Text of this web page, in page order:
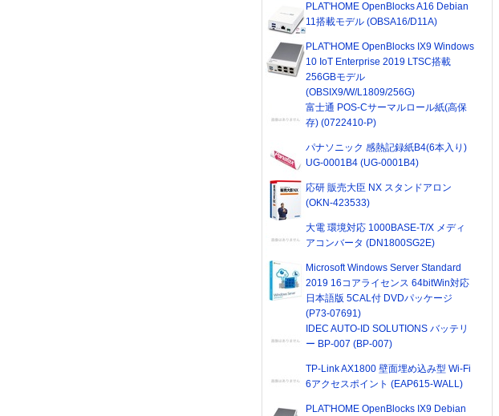
PLAT'HOME OpenBlocks A16 Debian
11搭載モデル (OBSA16/D11A)
PLAT'HOME OpenBlocks IX9 Windows
10 IoT Enterprise 2019 LTSC搭載
256GBモデル
(OBSIX9/W/L1809/256G)
富士通 POS-Cサーマルロール紙(高保
存) (0722410-P)
パナソニック 感熱記録紙B4(6本入り)
UG-0001B4 (UG-0001B4)
応研 販売大臣 NX スタンドアロン
(OKN-423533)
大電 環境対応 1000BASE-T/X メディ
アコンバータ (DN1800SG2E)
Microsoft Windows Server Standard
2019 16コアライセンス 64bitWin対応
日本語版 5CAL付 DVDパッケージ
(P73-07691)
IDEC AUTO-ID SOLUTIONS バッテリ
ー BP-007 (BP-007)
TP-Link AX1800 壁面埋め込み型 Wi-Fi
6アクセスポイント (EAP615-WALL)
PLAT'HOME OpenBlocks IX9 Debian